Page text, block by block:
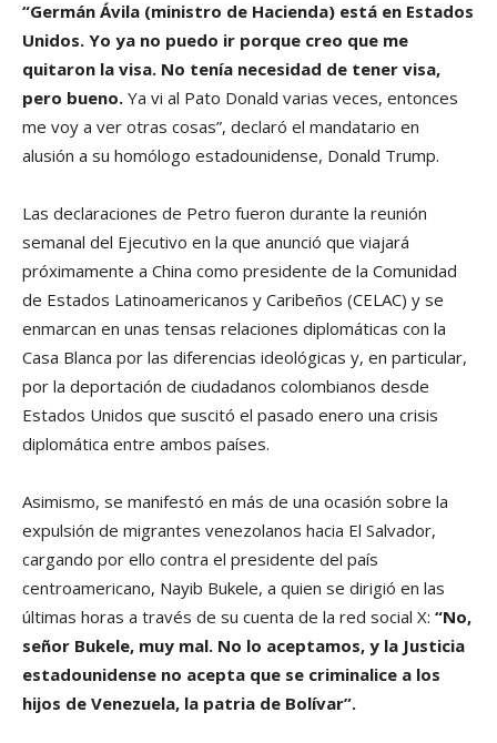
“Germán Ávila (ministro de Hacienda) está en Estados
Unidos. Yo ya no puedo ir porque creo que me
quitaron la visa. No tenía necesidad de tener visa,
pero bueno. Ya vi al Pato Donald varias veces, entonces
me voy a ver otras cosas”, declaró el mandatario en
alusión a su homólogo estadounidense, Donald Trump.
Las declaraciones de Petro fueron durante la reunión
semanal del Ejecutivo en la que anunció que viajará
próximamente a China como presidente de la Comunidad
de Estados Latinoamericanos y Caribeños (CELAC) y se
enmarcan en unas tensas relaciones diplomáticas con la
Casa Blanca por las diferencias ideológicas y, en particular,
por la deportación de ciudadanos colombianos desde
Estados Unidos que suscitó el pasado enero una crisis
diplomática entre ambos países.
Asimismo, se manifestó en más de una ocasión sobre la
expulsión de migrantes venezolanos hacia El Salvador,
cargando por ello contra el presidente del país
centroamericano, Nayib Bukele, a quien se dirigió en las
últimas horas a través de su cuenta de la red social X: “No,
señor Bukele, muy mal. No lo aceptamos, y la Justicia
estadounidense no acepta que se criminalice a los
hijos de Venezuela, la patria de Bolívar”.